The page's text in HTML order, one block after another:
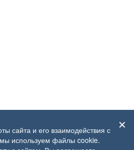
✕
сайта и его взаимодействия с
используем файлы cookie.